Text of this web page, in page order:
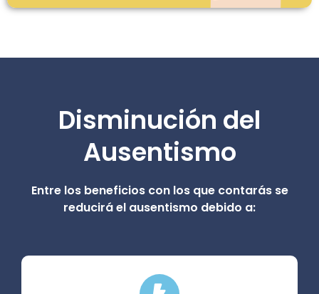
Disminución del
Ausentismo
Entre los beneficios con los que contarás se
reducirá el ausentismo debido a: